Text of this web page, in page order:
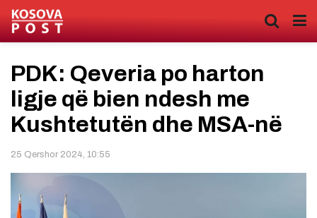
PDK: Qeveria po harton
ligje që bien ndesh me
Kushtetutën dhe MSA-në
25 Qershor 2024, 10:55